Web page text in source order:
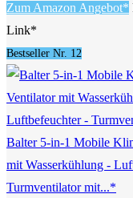
Zum Amazon Angebot*
Link*
Bestseller Nr. 12
Balter 5-in-1 Mobile
mit Wasserkühlung -
Turmventilator mit...*